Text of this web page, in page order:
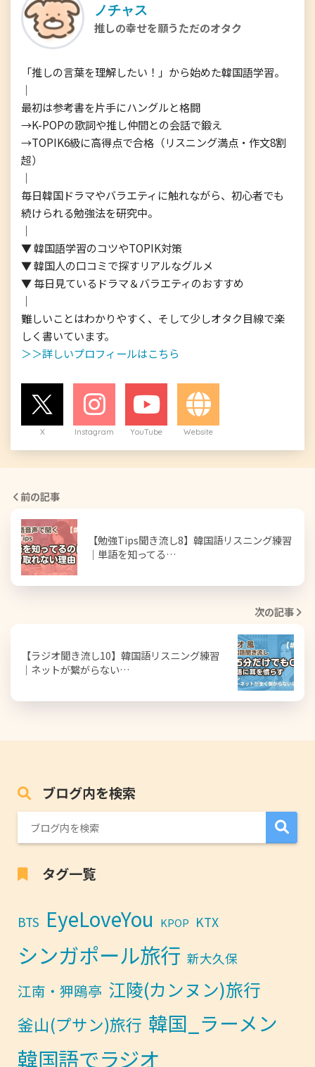
ノチャス
推しの幸せを願うただのオタク
「推しの言葉を理解したい！」から始めた韓国語学習。
｜
最初は参考書を片手にハングルと格闘
→K-POPの歌詞や推し仲間との会話で鍛え
→TOPIK6級に高得点で合格（リスニング満点・作文8割
超）
｜
毎日韓国ドラマやバラエティに触れながら、初心者でも
続けられる勉強法を研究中。
｜
▼ 韓国語学習のコツやTOPIK対策
▼ 韓国人の口コミで探すリアルなグルメ
▼ 毎日見ているドラマ＆バラエティのおすすめ
｜
難しいことはわかりやすく、そして少しオタク目線で楽
＞＞詳しいプロフィールはこちら
X Instagram YouTube Website
前の記事
【勉強Tips聞き流し8】韓国語リスニング練習
｜単語を知ってる…
次の記事
【ラジオ聞き流し10】韓国語リスニング練習
｜ネットが繋がらない…
ブログ内を検索
タグ一覧
BTS EyeLoveYou KPOP KTX
シンガポール旅行 新大久保
江南・狎鴎亭 江陵(カンヌン)旅行
釜山(プサン)旅行 韓国_ラーメン
韓国語でラジオ